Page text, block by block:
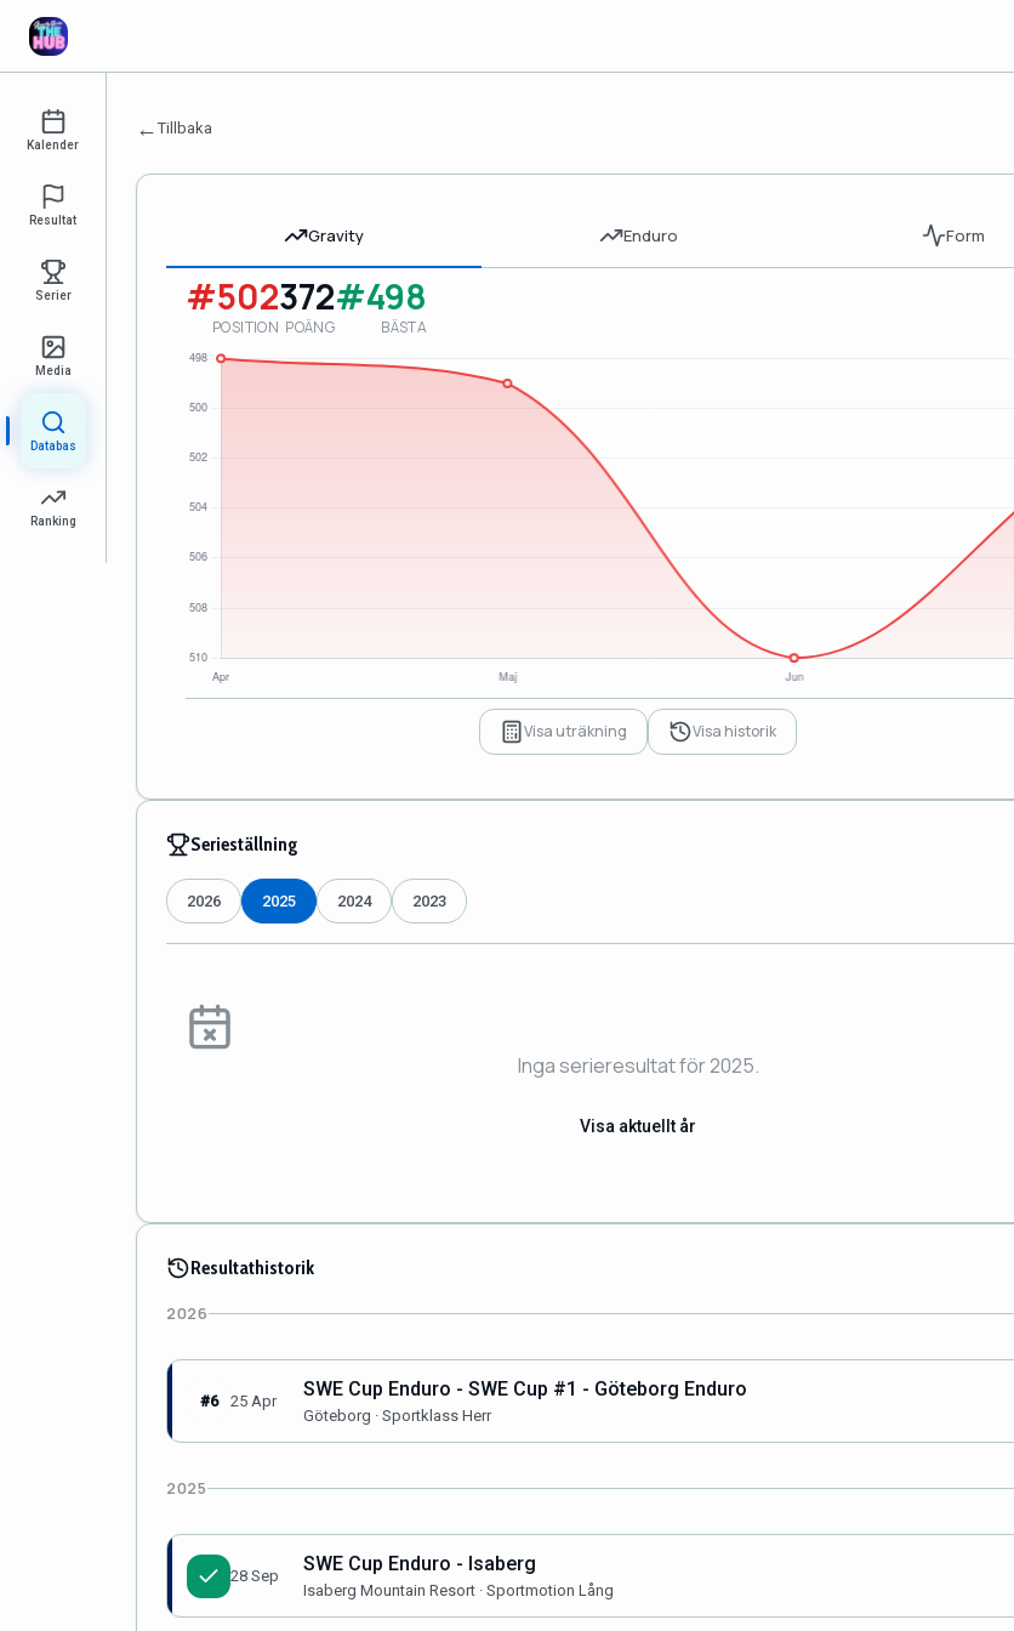
Kalender
Resultat
Serier
Media
Databas
Ranking
←Tillbaka
Gravity Enduro Form
#502
POSITION
372
POÄNG
#498
BÄSTA
Visa uträkning Visa historik
Serieställning
2026 2025 2024 2023
Inga serieresultat för 2025.
Visa aktuellt år
Resultathistorik
2026
#6 25 Apr
SWE Cup Enduro - SWE Cup #1 - Göteborg Enduro
Göteborg · Sportklass Herr
2025
28 Sep
SWE Cup Enduro - Isaberg
Isaberg Mountain Resort · Sportmotion Lång